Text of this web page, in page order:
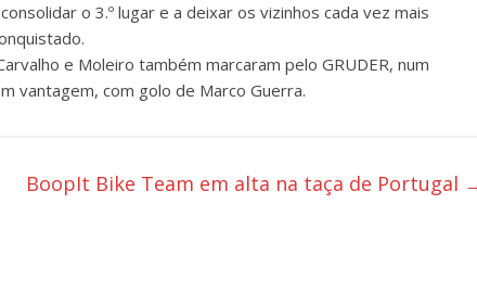
o 3.º lugar e a deixar os vizinhos cada vez mais
e Moleiro também marcaram pelo GRUDER, num
vantagem, com golo de Marco Guerra.
BoopIt Bike Team em alta na taça de Portugal